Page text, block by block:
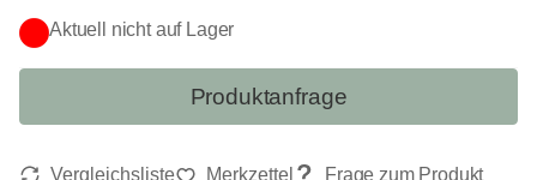
Aktuell nicht auf Lager
Produktanfrage